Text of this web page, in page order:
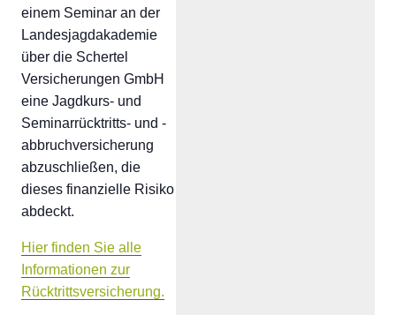
einem Seminar an der
Landesjagdakademie
über die Schertel
Versicherungen GmbH
eine Jagdkurs- und
Seminarrücktritts- und -
abbruchversicherung
abzuschließen, die
dieses finanzielle Risiko
abdeckt.
Hier finden Sie alle
Informationen zur
Rücktrittsversicherung.